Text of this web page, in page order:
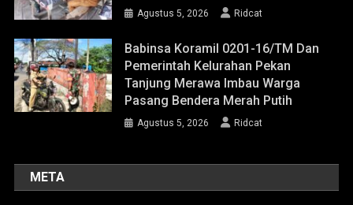
Agustus 5, 2026 Ridcat
Babinsa Koramil 0201-16/TM Dan
Pemerintah Kelurahan Pekan
Tanjung Merawa Imbau Warga
Pasang Bendera Merah Putih
Agustus 5, 2026 Ridcat
META